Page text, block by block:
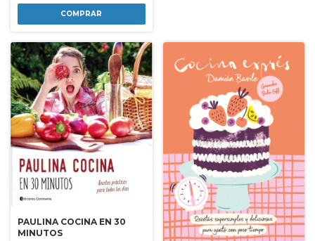
PAULINA COCINA EN 30
MINUTOS